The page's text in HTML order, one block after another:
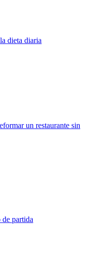
dieta diaria
un restaurante sin
de partida